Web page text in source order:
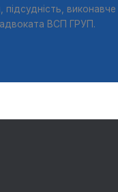
підсудність,
ВСП ГРУП.